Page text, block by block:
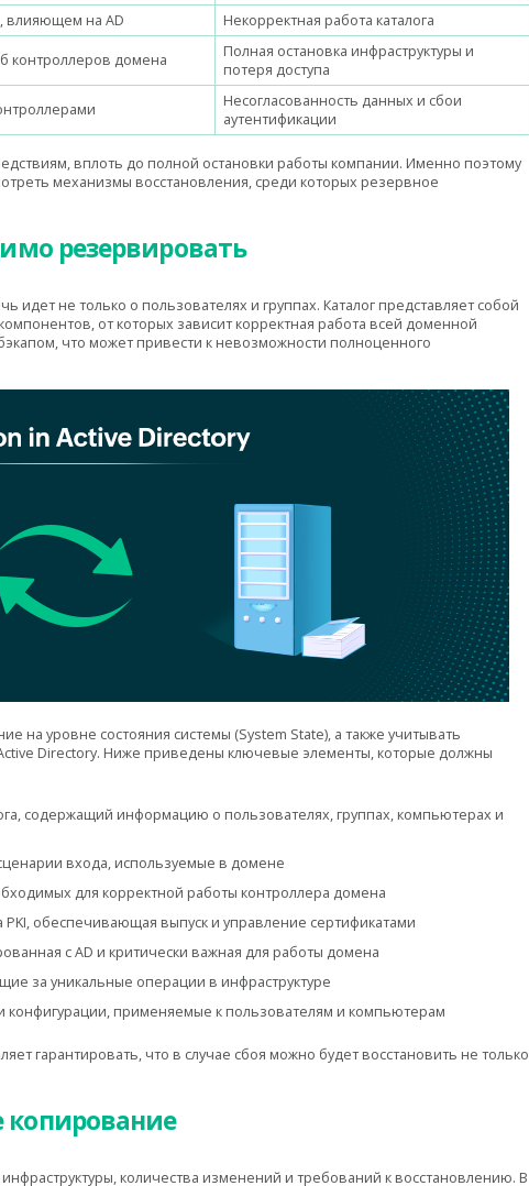
влияющем на AD
Некорректная работа каталога
контроллеров домена
Полная остановка инфраструктуры и
потеря доступа
Несогласованность данных и сбои
аутентификации
вплоть до полной остановки работы компании. Именно поэтому
механизмы восстановления, среди которых резервное
резервировать
не только о пользователях и группах. Каталог представляет собой
от которых зависит корректная работа всей доменной
что может привести к невозможности полноценного
уровне состояния системы (System State), а также учитывать
Directory. Ниже приведены ключевые элементы, которые должны
содержащий информацию о пользователях, группах, компьютерах и
входа, используемые в домене
для корректной работы контроллера домена
PKI, обеспечивающая выпуск и управление сертификатами
с AD и критически важная для работы домена
за уникальные операции в инфраструктуре
конфигурации, применяемые к пользователям и компьютерам
гарантировать, что в случае сбоя можно будет восстановить не только
копирование
количества изменений и требований к восстановлению. В